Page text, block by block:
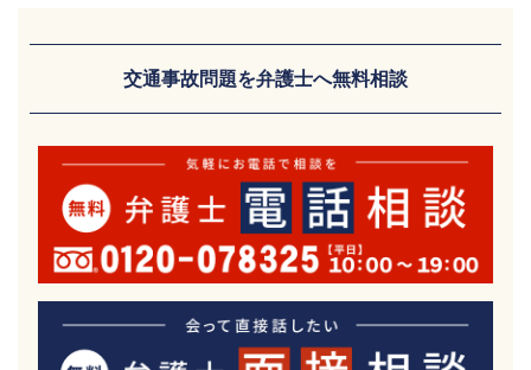
交通事故問題を弁護士へ無料相談